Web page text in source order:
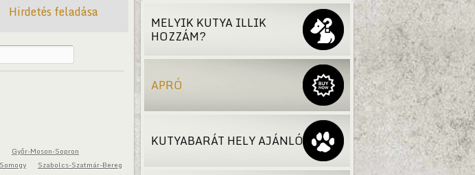
Hirdetés feladása
Győr-Moson-Sopron
Somogy
Szabolcs-Szatmár-Bereg
MELYIK KUTYA ILLIK
HOZZÁM?
APRÓ
KUTYABARÁT HELY AJÁNLÓ